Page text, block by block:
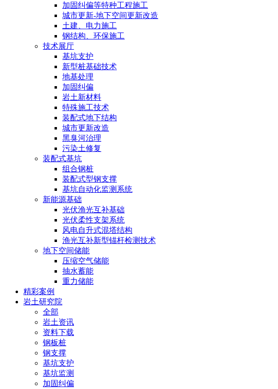
加固纠偏等特种工程施工
城市更新-地下空间更新改造
土建、电力施工
钢结构、环保施工
技术展厅
基坑支护
新型桩基础技术
地基处理
加固纠偏
岩土新材料
特殊施工技术
装配式地下结构
城市更新改造
黑臭河治理
污染土修复
装配式基坑
组合钢桩
装配式型钢支撑
基坑自动化监测系统
新能源基础
光伏渔光互补基础
光伏柔性支架系统
风电自升式混塔结构
渔光互补新型锚杆检测技术
地下空间储能
压缩空气储能
抽水蓄能
重力储能
精彩案例
岩土研究院
全部
岩土资讯
资料下载
钢板桩
钢支撑
基坑支护
基坑监测
加固纠偏